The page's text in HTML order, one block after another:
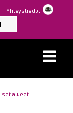
Yhteystiedot
alueet